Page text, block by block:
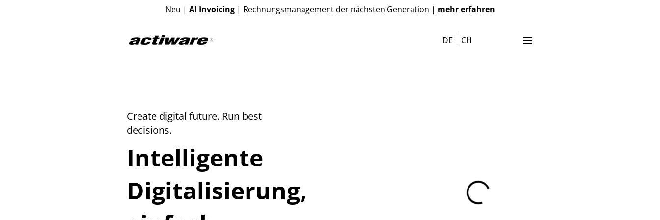
Neu | AI Invoicing| Rechnungsmanagement der nächsten Generation | mehr erfahren
DE CH
Create digital future. Run best
decisions.
Intelligente
Digitalisierung,